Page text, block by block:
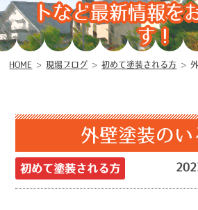
トなど最新情報を
す！
HOME >現場ブログ >初めて塗装される方 >
外壁塗装のい
初めて塗装される方